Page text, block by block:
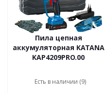
Пила цепная
аккумуляторная KATANA
KAP4209PRO.00
Есть в наличии (9)